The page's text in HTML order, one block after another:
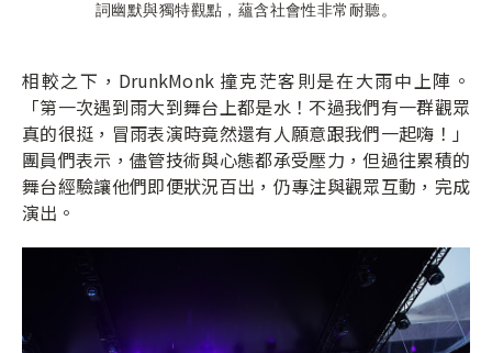
詞幽默與獨特觀點，蘊含社會性非常耐聽。
相較之下，DrunkMonk 撞克茫客則是在大雨中上陣。
「第一次遇到雨大到舞台上都是水！不過我們有一群觀眾
真的很挺，冒雨表演時竟然還有人願意跟我們一起嗨！」
團員們表示，儘管技術與心態都承受壓力，但過往累積的
舞台經驗讓他們即便狀況百出，仍專注與觀眾互動，完成
演出。